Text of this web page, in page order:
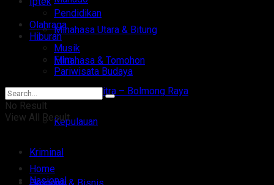
Minahasa Utara & Bitung
Minahasa & Tomohon
Minsel – Mitra – Bolmong Raya
Kepulauan
Kriminal
Pendidikan
Olahraga
Hiburan
Musik
Film
Pariwisata Budaya
No Result
View All Result
Home
Nasional